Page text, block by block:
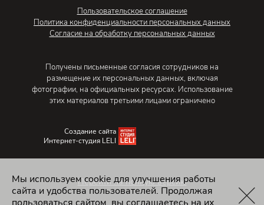
Пользовательское соглашение
Политика конфиденциальности персональных данных
Согласие на обработку персональных данных
Получены письменные согласия сотрудников на
размещение их персональных данных, включая
фотографии, на официальных ресурсах. Использование
этих материалов третьими лицами ограничено
Создание сайта
Интернет-студия LELI
Перейти на полную версию
Мы используем cookie для улучшения работы
сайта и удобства пользователей. Продолжая